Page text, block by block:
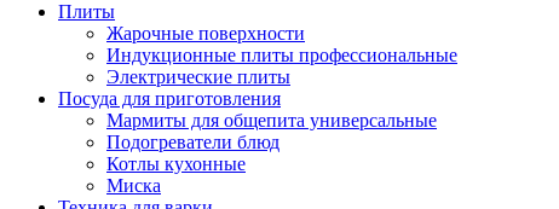
Плиты
Жарочные поверхности
Индукционные плиты профессиональные
Электрические плиты
Посуда для приготовления
Мармиты для общепита универсальные
Подогреватели блюд
Котлы кухонные
Миска